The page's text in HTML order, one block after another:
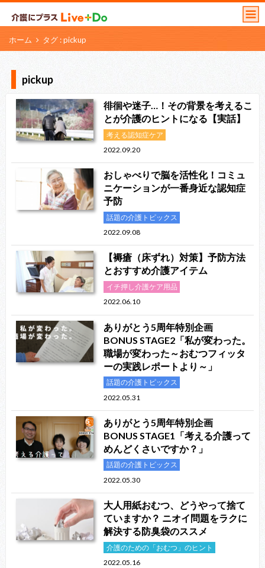
ホーム タグ : pickup
pickup
徘徊や迷子…！その背景を考えるこ
とが介護のヒントになる【実話】
考える認知症ケア
2022.09.20
おしゃべりで脳を活性化！コミュ
ニケーションが一番身近な認知症
予防
話題の介護トピックス
2022.09.08
【褥瘡（床ずれ）対策】予防方法
とおすすめ介護アイテム
イチ押し介護ケア用品
2022.06.10
ありがとう5周年特別企画
BONUS STAGE2「私が変わった。
職場が変わった～おむつフィッタ
ーの実践レポートより～」
話題の介護トピックス
2022.05.31
ありがとう5周年特別企画
BONUS STAGE1「考える介護って
めんどくさいですか？」
話題の介護トピックス
2022.05.30
大人用紙おむつ、どうやって捨て
ていますか？ ニオイ問題をラクに
解決する防臭袋のススメ
介護のための「おむつ」のヒント
2022.05.16